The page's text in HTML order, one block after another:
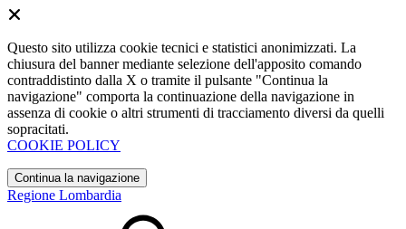
Questo sito utilizza cookie tecnici e statistici anonimizzati. La
chiusura del banner mediante selezione dell'apposito comando
contraddistinto dalla X o tramite il pulsante "Continua la
navigazione" comporta la continuazione della navigazione in
assenza di cookie o altri strumenti di tracciamento diversi da quelli
sopracitati.
COOKIE POLICY
Continua la navigazione
Regione Lombardia